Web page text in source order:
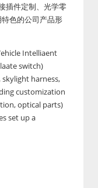
插件定制、光学零
色的公司产品形
Intelliaent
switch)
harness,
customization
optical parts)
set up a